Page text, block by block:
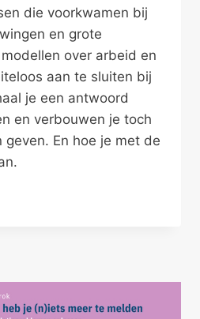
die voorkwamen bij
en grote
over arbeid en
aan te sluiten bij
je een antwoord
en verbouwen je toch
geven. En hoe je met de